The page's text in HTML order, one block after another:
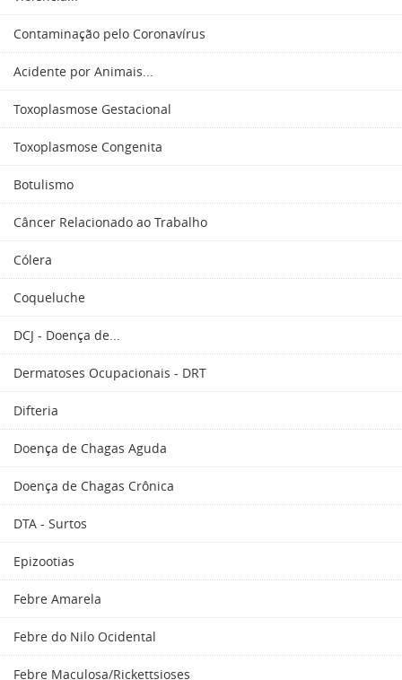
Contaminação pelo Coronavírus
Acidente por Animais...
Toxoplasmose Gestacional
Toxoplasmose Congenita
Botulismo
Câncer Relacionado ao Trabalho
Cólera
Coqueluche
DCJ - Doença de...
Dermatoses Ocupacionais - DRT
Difteria
Doença de Chagas Aguda
Doença de Chagas Crônica
DTA - Surtos
Epizootias
Febre Amarela
Febre do Nilo Ocidental
Febre Maculosa/Rickettsioses